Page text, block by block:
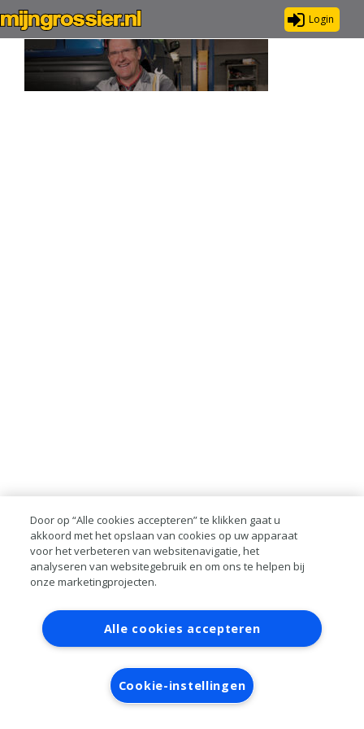
Login
Contact Account aanvragen
Inloggen
RAI bestanden
Privacy
Algemene
voorwaarden
Verwerkersovereenkomst
Door op “Alle cookies accepteren” te klikken gaat u
akkoord met het opslaan van cookies op uw apparaat
voor het verbeteren van websitenavigatie, het
analyseren van websitegebruik en om ons te helpen bij
onze marketingprojecten.
Alle cookies accepteren
Cookie-instellingen